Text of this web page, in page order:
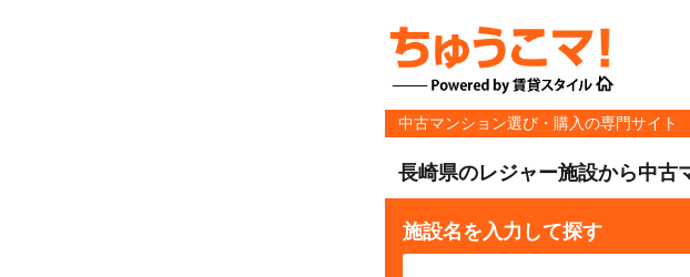
中古マンション選び・購入の専門サイト
長崎県のレジャー施設から中古
施設名を入力して探す